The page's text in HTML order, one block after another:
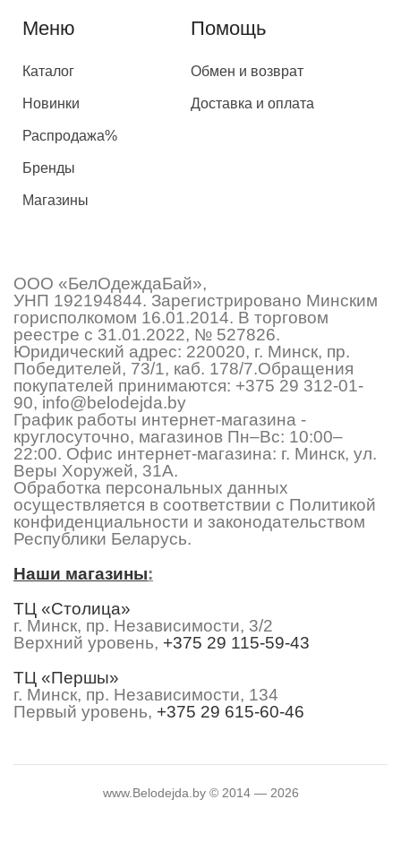
Меню
Каталог
Новинки
Распродажа%
Бренды
Магазины
Помощь
Обмен и возврат
Доставка и оплата
ООО «БелОдеждаБай»,
УНП 192194844. Зарегистрировано Минским
горисполкомом 16.01.2014. В торговом
реестре с 31.01.2022, № 527826.
Юридический адрес: 220020, г. Минск, пр.
Победителей, 73/1, каб. 178/7.Обращения
покупателей принимаются: +375 29 312-01-
90, info@belodejda.by
График работы интернет-магазина -
круглосуточно, магазинов Пн–Вс: 10:00–
22:00. Офис интернет-магазина: г. Минск, ул.
Веры Хоружей, 31А.
Обработка персональных данных
осуществляется в соответствии с Политикой
конфиденциальности и законодательством
Республики Беларусь.
Наши магазины:
ТЦ «Столица»
г. Минск, пр. Независимости, 3/2
Верхний уровень, +375 29 115-59-43
ТЦ «Першы»
г. Минск, пр. Независимости, 134
Первый уровень, +375 29 615-60-46
www.Belodejda.by © 2014 — 2026